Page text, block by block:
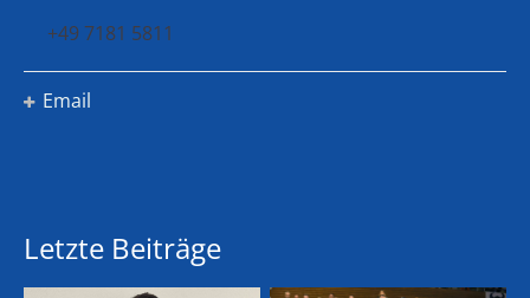
+49 7181 5811
Email
Letzte Beiträge